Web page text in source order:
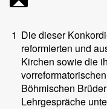
1 Die dieser
reformierten und
Kirchen sowie die
Böhmischen
Lehrgespräche